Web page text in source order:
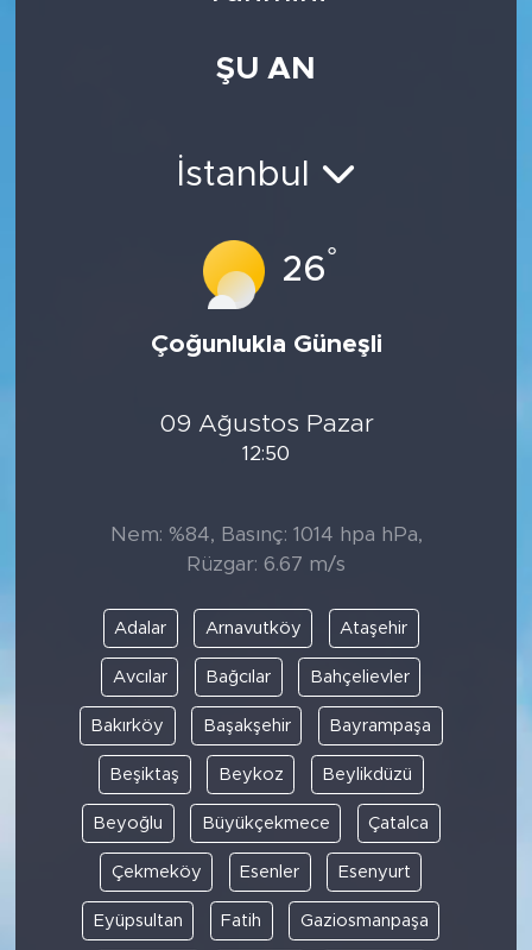
ŞU AN
İstanbul
26°
Çoğunlukla Güneşli
09 Ağustos Pazar
12:50
Nem: %84, Basınç: 1014 hpa hPa,
Rüzgar: 6.67 m/s
Adalar Arnavutköy Ataşehir
Avcılar Bağcılar Bahçelievler
Bakırköy Başakşehir Bayrampaşa
Beşiktaş Beykoz Beylikdüzü
Beyoğlu Büyükçekmece Çatalca
Çekmeköy Esenler Esenyurt
Eyüpsultan Fatih Gaziosmanpaşa
GURBETTEN SILAYA
Foto Galeri
Ulusal Son Dakika Haberleri